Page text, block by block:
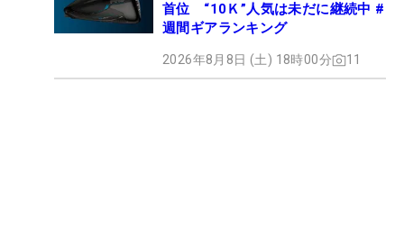
首位 “10Ｋ”人気は未だに継続中 #
週間ギアランキング
2026年8月8日 (土) 18時00分 11